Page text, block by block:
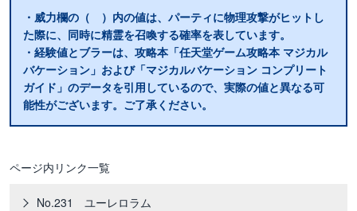
・威力欄の（ ）内の値は、パーティに物理攻撃がヒットし
た際に、同時に精霊を召喚する確率を表しています。
・経験値とブラーは、攻略本「任天堂ゲーム攻略本 マジカル
バケーション」および「マジカルバケーション コンプリート
ガイド」のデータを引用しているので、実際の値と異なる可
能性がございます。ご了承ください。
ページ内リンク一覧
No.231 ユーレロラム